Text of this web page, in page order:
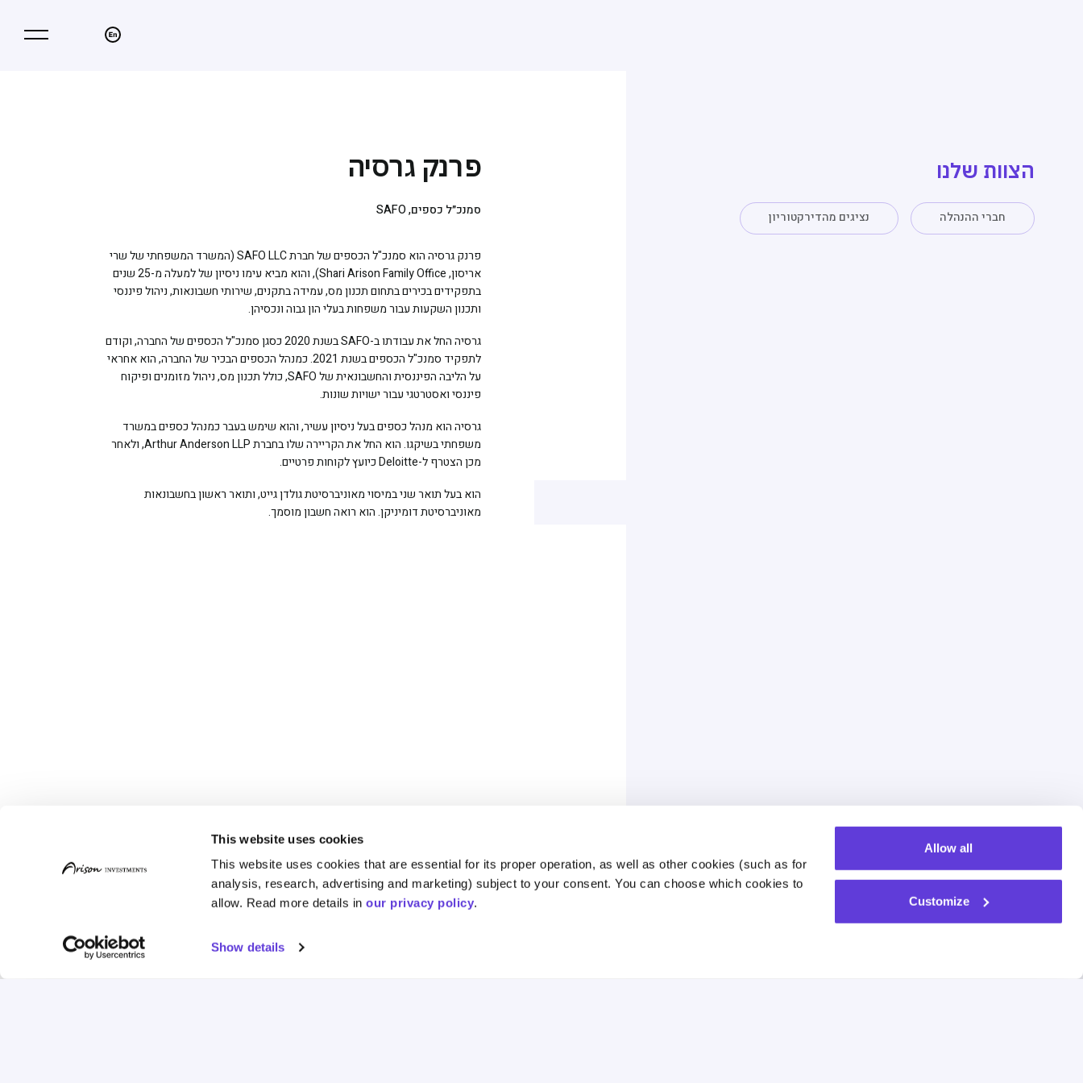
This website uses cookies
This website uses cookies that are essential for its proper operation, as well as other cookies (such as for
analysis, research, advertising and marketing) subject to your consent. You can choose which cookies to
allow. Read more details in our privacy policy.
Show details
Allow all
Customize
to language: English
מצב ניגודיות
הצוות שלנו
חברי ההנהלה נציגים מהדירקטוריון
פרנק גרסיה
סמנכ״ל כספים, SAFO
פרנק גרסיה הוא סמנכ"ל הכספים של חברת SAFO LLC (המשרד המשפחתי של שרי
אריסון, Shari Arison Family Office), והוא מביא עימו ניסיון של למעלה מ-25 שנים
בתפקידים בכירים בתחום תכנון מס, עמידה בתקנים, שירותי חשבונאות, ניהול פיננסי
ותכנון השקעות עבור משפחות בעלי הון גבוה ונכסיהן.
גרסיה החל את עבודתו ב-SAFO בשנת 2020 כסגן סמנכ"ל הכספים של החברה, וקודם
לתפקיד סמנכ"ל הכספים בשנת 2021. כמנהל הכספים הבכיר של החברה, הוא אחראי
על הליבה הפיננסית והחשבונאית של SAFO, כולל תכנון מס, ניהול מזומנים ופיקוח
פיננסי ואסטרטגי עבור ישויות שונות.
גרסיה הוא מנהל כספים בעל ניסיון עשיר, והוא שימש בעבר כמנהל כספים במשרד
משפחתי בשיקגו. הוא החל את הקריירה שלו בחברת Arthur Anderson LLP, ולאחר
מכן הצטרף ל-Deloitte כיועץ לקוחות פרטיים.
הוא בעל תואר שני במיסוי מאוניברסיטת גולדן גייט, ותואר ראשון בחשבונאות
מאוניברסיטת דומיניקן. הוא רואה חשבון מוסמך.